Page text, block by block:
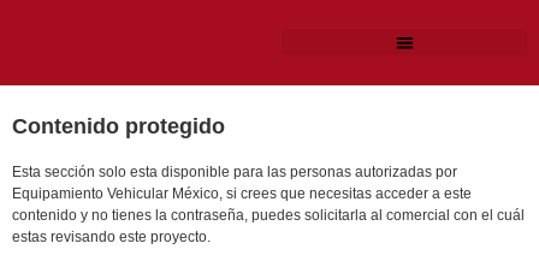
Contenido protegido
Esta sección solo esta disponible para las personas autorizadas por
Equipamiento Vehicular México, si crees que necesitas acceder a este
contenido y no tienes la contraseña, puedes solicitarla al comercial con el cuál
estas revisando este proyecto.